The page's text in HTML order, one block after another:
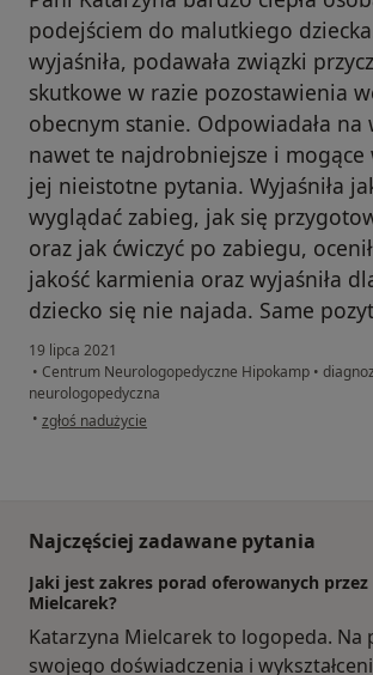
podejściem do malutkiego
wyjaśniła, podawała związki
skutkowe w razie pozostawienia
obecnym stanie. Odpowiadała na
nawet te najdrobniejsze i mogące
jej nieistotne pytania. Wyjaśniła
wyglądać zabieg, jak się
oraz jak ćwiczyć po zabiegu,
jakość karmienia oraz wyjaśniła
dziecko się nie najada. Same
19 lipca 2021
• Centrum Neurologopedyczne Hipokamp •
neurologopedyczna
• w opinii użytkownika Agata
zgłoś nadużycie
Najczęściej zadawane pytania
Jaki jest zakres porad oferowanych
Mielcarek?
Katarzyna Mielcarek to logopeda. Na
swojego doświadczenia i